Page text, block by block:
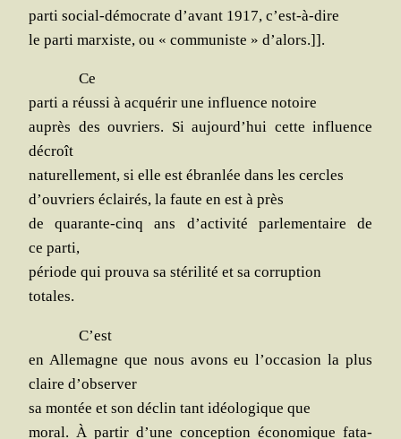
par­ti social-démo­crate d’avant 1917, c’est-à-dire
le par­ti mar­xiste, ou « com­mu­niste » d’alors.]].
Ce
par­ti a réus­si à acqué­rir une influence notoire
auprès des ouvriers. Si aujourd’hui cette influence
décroît
natu­rel­le­ment, si elle est ébran­lée dans les cercles
d’ouvriers éclai­rés, la faute en est à près
de qua­rante-cinq ans d’activité par­le­men­taire de
ce parti,
période qui prou­va sa sté­ri­li­té et sa corruption
totales.
C’est
en Alle­magne que nous avons eu l’occasion la plus
claire d’observer
sa mon­tée et son déclin tant idéo­lo­gique que
moral. À par­tir d’une concep­tion éco­no­mique fata­